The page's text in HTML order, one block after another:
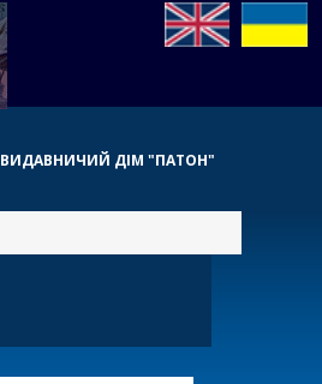
ВИДАВНИЧИЙ ДІМ "ПАТОН"